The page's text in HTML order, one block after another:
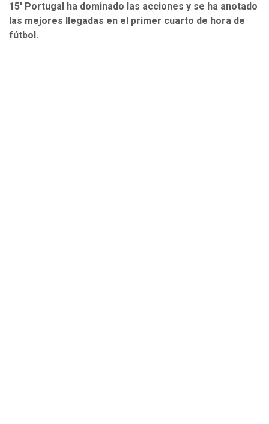
15' Portugal ha dominado las acciones y se ha anotado
las mejores llegadas en el primer cuarto de hora de
fútbol.